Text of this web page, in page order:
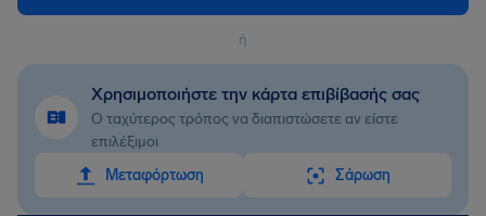
ή
Χρησιμοποιήστε την κάρτα επιβίβασής σας
Ο ταχύτερος τρόπος να διαπιστώσετε αν είστε
επιλέξιμοι
Mεταφόρτωση
Σάρωση